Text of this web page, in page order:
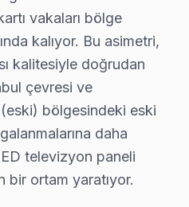
₺700 - ₺1200.
Serisi: DTL-6500.
düzgün
düzenli
₺300 - ₺500.
Serisi: DTL-5500.
kullanıcılarının
vakaları bölge
kalıyor. Bu asimetri,
kalitesiyle doğrudan
çevresi ve
bölgesindeki eski
daha
televizyon paneli
bir ortam yaratıyor.